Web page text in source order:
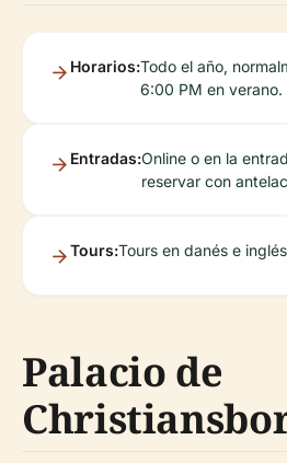
Horarios:Todo el año,
6:00 PM en verano.
Entradas:Online o en la
reservar con
Tours:Tours en danés e
Palacio de